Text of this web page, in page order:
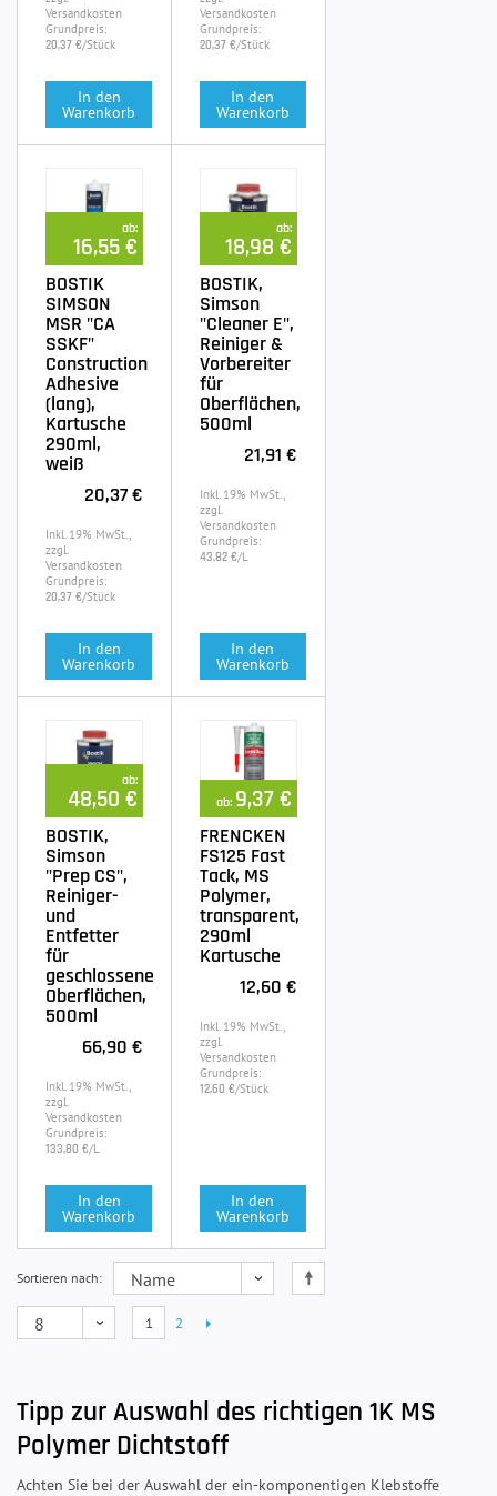
Versandkosten
Grundpreis:
20,37 €/Stück
In den
Warenkorb
Versandkosten
Grundpreis:
20,37 €/Stück
In den
Warenkorb
ab:
16,55 €
BOSTIK
SIMSON
MSR "CA
SSKF"
Construction
Adhesive
(lang),
Kartusche
290ml,
weiß
20,37 €
Inkl. 19% MwSt.,
zzgl.
Versandkosten
Grundpreis:
20,37 €/Stück
In den
Warenkorb
ab:
18,98 €
BOSTIK,
Simson
"Cleaner E",
Reiniger &
Vorbereiter
für
Oberflächen,
500ml
21,91 €
Inkl. 19% MwSt.,
zzgl.
Versandkosten
Grundpreis:
43,82 €/L
In den
Warenkorb
ab:
48,50 €
BOSTIK,
Simson
"Prep CS",
Reiniger-
und
Entfetter
für
geschlossene
Oberflächen,
500ml
66,90 €
Inkl. 19% MwSt.,
zzgl.
Versandkosten
Grundpreis:
133,80 €/L
In den
Warenkorb
ab: 9,37 €
FRENCKEN
FS125 Fast
Tack, MS
Polymer,
transparent,
290ml
Kartusche
12,60 €
Inkl. 19% MwSt.,
zzgl.
Versandkosten
Grundpreis:
12,60 €/Stück
In den
Warenkorb
Sortieren nach
1 2
Tipp zur Auswahl des richtigen 1K MS
Polymer Dichtstoff
Achten Sie bei der Auswahl der ein-komponentigen Klebstoffe